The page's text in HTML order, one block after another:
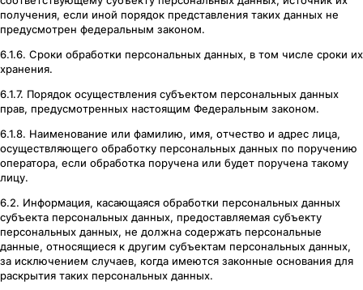
получения, если иной порядок представления таких данных не
предусмотрен федеральным законом.
6.1.6. Сроки обработки персональных данных, в том числе сроки их
хранения.
6.1.7. Порядок осуществления субъектом персональных данных
прав, предусмотренных настоящим Федеральным законом.
6.1.8. Наименование или фамилию, имя, отчество и адрес лица,
осуществляющего обработку персональных данных по поручению
оператора, если обработка поручена или будет поручена такому
лицу.
6.2. Информация, касающаяся обработки персональных данных
субъекта персональных данных, предоставляемая субъекту
персональных данных, не должна содержать персональные
данные, относящиеся к другим субъектам персональных данных,
за исключением случаев, когда имеются законные основания для
раскрытия таких персональных данных.